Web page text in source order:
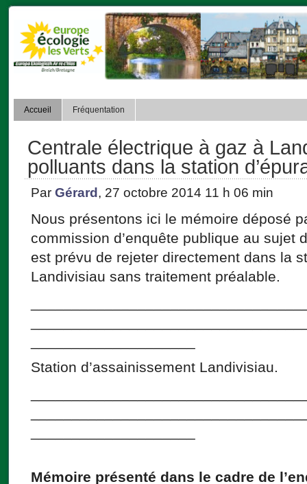
Accueil Fréquentation
Centrale électrique à gaz à
polluants dans la station
Par Gérard , 27 octobre 2014 11 h 06 min
Nous présentons ici le mémoire déposé
commission d’enquête publique au sujet
est prévu de rejeter directement dans la
Landivisiau sans traitement préalable.
Station d’assainissement Landivisiau.
Mémoire présenté dans le cadre de